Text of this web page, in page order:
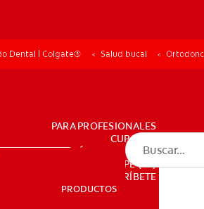
PRODUCTOS
PARA PROFESIONALES
CUPONES
DÓNDE COMPRAR
PE (ES)
SUSCRÍBETE
PRODUCTOS
Dental | Colgate® Salud bucal